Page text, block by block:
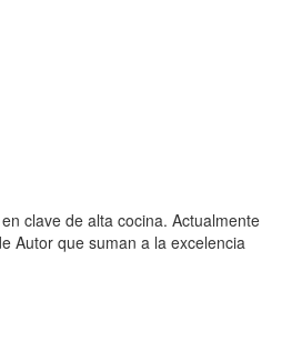
clave de alta cocina. Actualmente
Autor que suman a la excelencia